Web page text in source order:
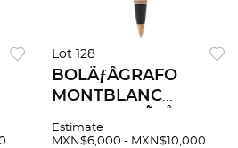
Lot 128
BOLÃƒÂGRAFO
MONTBLANC
STARWALKER EN
Estimate
MXN$6,000 - MXN$10,000